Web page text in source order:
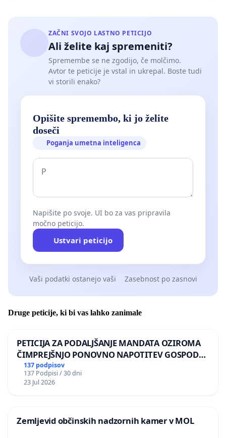
ZAČNI SVOJO LASTNO PETICIJO
Ali želite kaj spremeniti?
Spremembe se ne zgodijo, če molčimo.
Avtor te peticije je vstal in ukrepal. Boste tudi
vi storili enako?
Opišite spremembo, ki jo želite
doseči
Poganja umetna inteligenca
Napišite po svoje. UI bo za vas pripravila
močno peticijo.
Ustvari peticijo
Vaši podatki ostanejo vaši Zasebnost po zasnovi
Druge peticije, ki bi vas lahko zanimale
PETICIJA ZA PODALJŠANJE MANDATA OZIROMA
ČIMPREJŠNJO PONOVNO NAPOTITEV GOSPODA
BERNARDA ŠRAJNERJA NA VELEPOSLANIŠTVO
REPUBLIKE SLOVENIJE V MOSKVI
137 podpisov
137 Podpisi / 30 dni
23 Jul 2026
Zemljevid občinskih nadzornih kamer v MOL